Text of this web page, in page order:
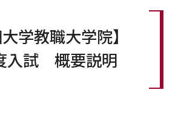
大学教職大学院】
入試 概要説明